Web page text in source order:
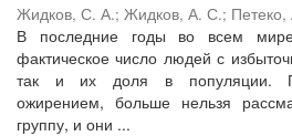
Жидков, С. А.; Жидков, А. С.;
В последние годы во всем мире
фактическое число людей с
так и их доля в популяции.
ожирением, больше нельзя
группу, и они ...